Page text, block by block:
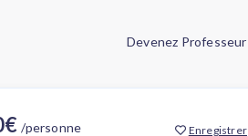
Devenez Professeur
/personne Enregistrer